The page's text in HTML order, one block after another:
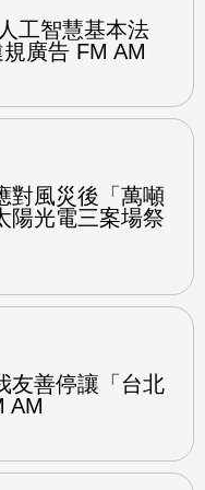
工智慧基本法
廣告 FM AM
對風災後「萬噸
陽光電三案場祭
友善停讓「台北
AM